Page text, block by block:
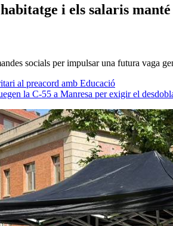
i els salaris
socials per impulsar una futura vaga
al preacord amb Educació
la C-55 a Manresa per exigir el